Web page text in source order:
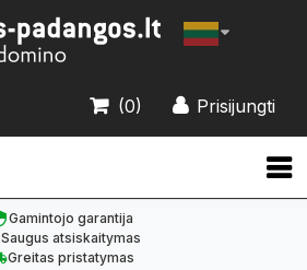
Prisijungti
(0)
Gamintojo garantija
Saugus atsiskaitymas
Greitas pristatymas